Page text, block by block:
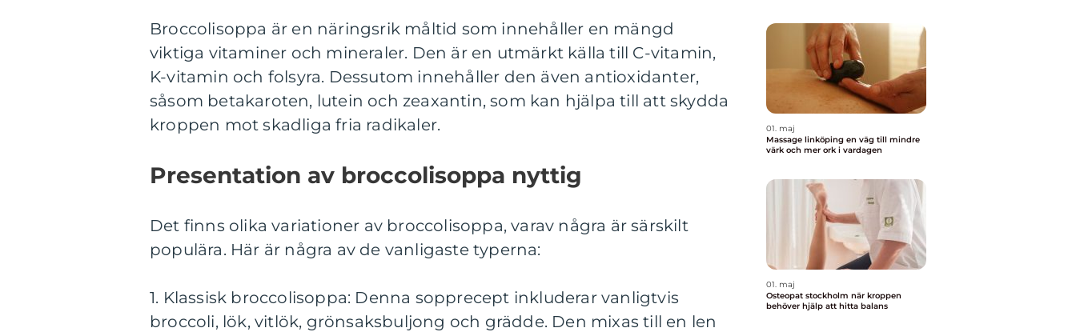
Broccolisoppa är en näringsrik måltid som innehåller en mängd
viktiga vitaminer och mineraler. Den är en utmärkt källa till C-vitamin,
K-vitamin och folsyra. Dessutom innehåller den även antioxidanter,
såsom betakaroten, lutein och zeaxantin, som kan hjälpa till att skydda
kroppen mot skadliga fria radikaler.
Presentation av broccolisoppa nyttig
Det finns olika variationer av broccolisoppa, varav några är särskilt
populära. Här är några av de vanligaste typerna:
1. Klassisk broccolisoppa: Denna sopprecept inkluderar vanligtvis
broccoli, lök, vitlök, grönsaksbuljong och grädde. Den mixas till en len
01. maj
Massage linköping en väg till mindre
värk och mer ork i vardagen
01. maj
Osteopat stockholm när kroppen
behöver hjälp att hitta balans